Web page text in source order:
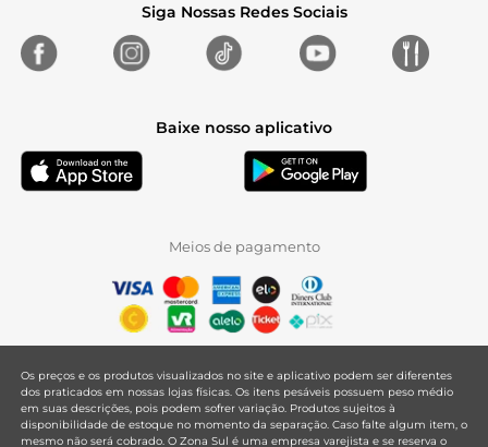
Siga Nossas Redes Sociais
Baixe nosso aplicativo
Meios de pagamento
Os preços e os produtos visualizados no site e aplicativo podem ser diferentes
dos praticados em nossas lojas físicas. Os itens pesáveis possuem peso médio
em suas descrições, pois podem sofrer variação. Produtos sujeitos à
disponibilidade de estoque no momento da separação. Caso falte algum item, o
mesmo não será cobrado. O Zona Sul é uma empresa varejista e se reserva o